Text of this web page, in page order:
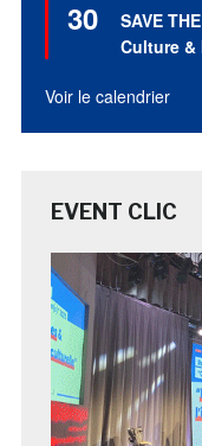
30
en
avant
SAVE
Culture &
Voir le calendrier
EVENT CLIC